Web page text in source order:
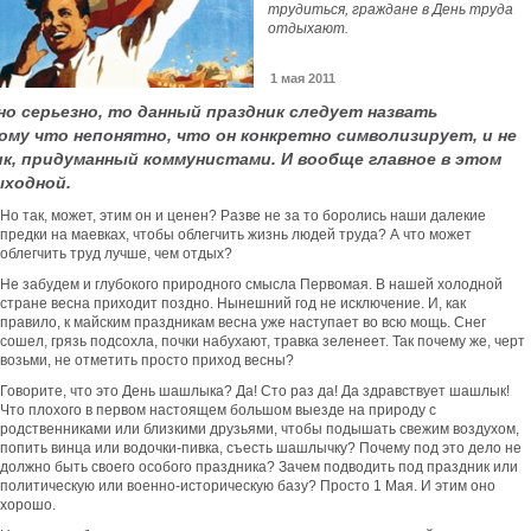
трудиться, граждане в День труда
отдыхают.
1 мая 2011
серьезно, то данный праздник следует назвать
что непонятно, что он конкретно символизирует, и не
придуманный коммунистами. И вообще главное в этом
Но так, может, этим он и ценен? Разве не за то боролись наши далекие
предки на маевках, чтобы облегчить жизнь людей труда? А что может
облегчить труд лучше, чем отдых?
Не забудем и глубокого природного смысла Первомая. В нашей холодной
стране весна приходит поздно. Нынешний год не исключение. И, как
правило, к майским праздникам весна уже наступает во всю мощь. Снег
сошел, грязь подсохла, почки набухают, травка зеленеет. Так почему же, черт
возьми, не отметить просто приход весны?
Говорите, что это День шашлыка? Да! Сто раз да! Да здравствует шашлык!
Что плохого в первом настоящем большом выезде на природу с
родственниками или близкими друзьями, чтобы подышать свежим воздухом,
попить винца или водочки-пивка, съесть шашлычку? Почему под это дело не
должно быть своего особого праздника? Зачем подводить под праздник или
политическую или военно-историческую базу? Просто 1 Мая. И этим оно
хорошо.